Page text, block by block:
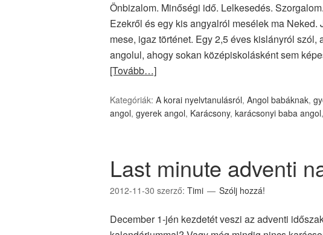
Önbizalom. Minőségi idő. Lelkesedés.
Ezekről és egy kis angyalról mesélek ma
mese, igaz történet. Egy 2,5 éves kislányról szól,
angolul, ahogy sokan középiskolásként sem
[Tovább…]
Kategóriák: A korai nyelvtanulásról, Angol babáknak,
angol, gyerek angol, Karácsony, karácsonyi baba angol,
Last minute adventi
2012-11-30 szerző: Timi Szólj hozzá!
December 1-jén kezdetét veszi az adventi